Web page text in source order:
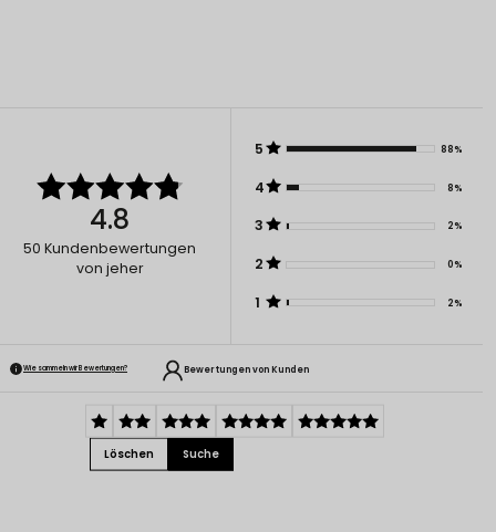
4.8
50 Kundenbewertungen
von jeher
5 88%
4 8%
3 2%
2 0%
1 2%
Wie sammeln wir Bewertungen? Bewertungen von Kunden
Löschen Suche